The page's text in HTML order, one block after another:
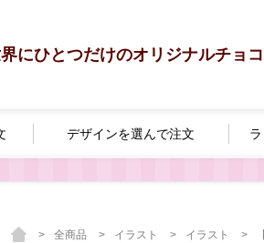
にひとつだけのオリジナルチョコ
デザインを選んで注文
全商品 イラスト イラスト